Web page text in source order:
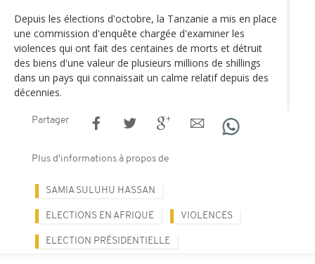
Depuis les élections d'octobre, la Tanzanie a mis en place
une commission d'enquête chargée d'examiner les
violences qui ont fait des centaines de morts et détruit
des biens d'une valeur de plusieurs millions de shillings
dans un pays qui connaissait un calme relatif depuis des
décennies.
Partager
Plus d'informations à propos de
SAMIA SULUHU HASSAN
ELECTIONS EN AFRIQUE VIOLENCES
ELECTION PRÉSIDENTIELLE